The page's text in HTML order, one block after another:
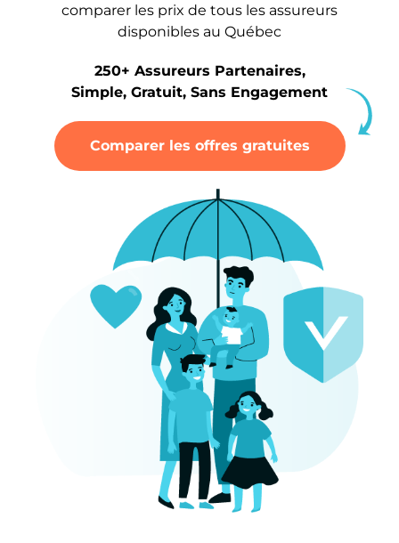
comparer les prix de tous les assureurs
disponibles au Québec
250+ Assureurs Partenaires,
Simple, Gratuit, Sans Engagement
Comparer les offres gratuites